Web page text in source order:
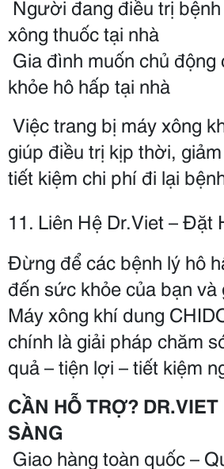
xông thuốc tại nhà
Gia đình muốn chủ
khỏe hô hấp tại nhà
giúp điều trị kịp thời,
tiết kiệm chi phí đi lại
11. Liên Hệ Dr.Viet – Đặt
Đừng để các bệnh lý hô
đến sức khỏe của bạn và
Máy xông khí dung
chính là giải pháp chăm
quả – tiện lợi – tiết kiệm
CẦN HỖ TRỢ?
SÀNG